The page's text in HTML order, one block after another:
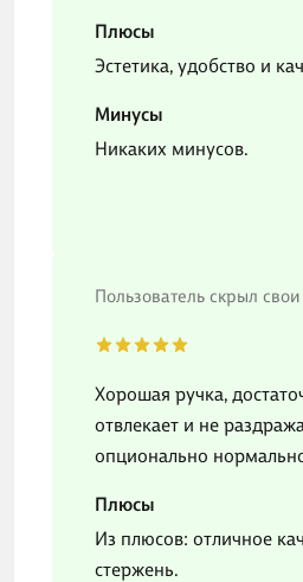
Плюсы
Эстетика, удобство и
Минусы
Никаких минусов.
Пользователь скрыл
Хорошая ручка,
отвлекает и не
опционально
Плюсы
Из плюсов: отличное
стержень.